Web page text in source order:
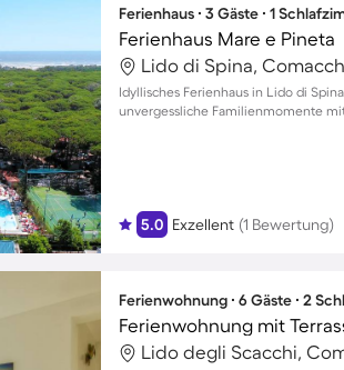
Ferienhaus ∙ 3 Gäste ∙ 1
Ferienhaus Mare e Pineta
Lido di Spina,
Idyllisches Ferienhaus in Lido di
unvergessliche Familienmomente
5.0 Exzellent (1 Bewertung)
Ferienwohnung ∙ 6 Gäste ∙ 2
Ferienwohnung mit
Lido degli Scacchi,